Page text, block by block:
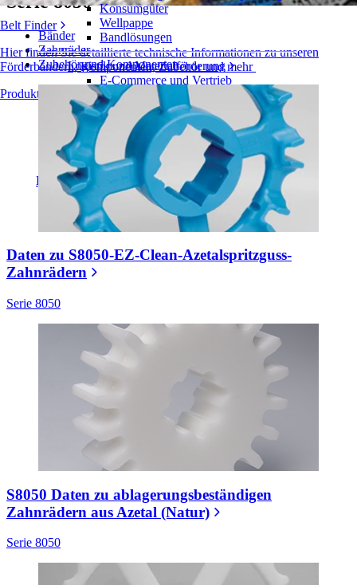
Belt Finder
Hier finden Sie detaillierte technische Informationen zu unseren
Förderbändern, Komponenten, Zubehör und mehr
Produktübersicht
Konsumgüter
Wellpappe
Bandlösungen
Logistik und Materialförderung
E-Commerce und Vertrieb
Post und Paket
Reifen- und Automobilindustrie
Reifen
Automobilindustrie
EV-Batterien
Industrieproduktion
Branchenübersicht
Bänder
Zahnräder
Zubehör und Komponenten
Daten zu S8050-EZ-Clean-Azetalspritzguss-
Zahnrädern
Serie 8050
S8050 Daten zu ablagerungsbeständigen
Zahnrädern aus Azetal (Natur)
Serie 8050